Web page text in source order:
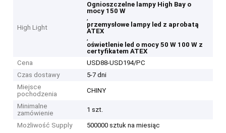
High Light
Ognioszczelne lampy High Bay o
mocy 150 W
,
przemysłowe lampy led z aprobatą
ATEX
,
oświetlenie led o mocy 50 W 100 W z
certyfikatem ATEX
Cena
USD88-USD194/PC
Czas dostawy
5-7 dni
Miejsce
pochodzenia
CHINY
Minimalne
zamówienie
1 szt.
Możliwość Supply 500000 sztuk na miesiąc